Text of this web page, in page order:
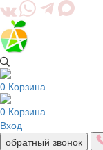
0 Корзина
0 Корзина
Вход
обратный звонок